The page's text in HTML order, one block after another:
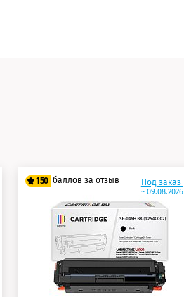
150 баллов за отзыв
125 баллов
150 баллов
Под заказ
~ 09.08.2026